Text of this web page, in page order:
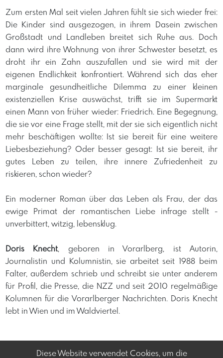
Zum ersten Mal seit vielen Jahren fühlt sie sich wieder frei:
Die Kinder sind ausgezogen, in ihrem Dasein zwischen
Großstadt und Landleben breitet sich Ruhe aus. Doch
dann wird ihre Wohnung von ihrer Schwester besetzt, es
droht ihr ein Zahn auszufallen und sie wird mit der
eigenen Endlichkeit konfrontiert. Während sich das eher
marginale gesundheitliche Dilemma zu einer kleinen
existenziellen Krise auswächst, trifft sie im Supermarkt
einen Mann von früher wieder: Friedrich. Eine Begegnung,
die sie vor eine Frage stellt, mit der sie sich eigentlich nicht
mehr beschäftigen wollte: Ist sie bereit für eine weitere
Liebesbeziehung? Oder besser gesagt: Ist sie bereit, ihr
gutes Leben zu teilen, ihre innere Zufriedenheit zu
riskieren, schon wieder?
Ein moderner Roman über das Leben als Frau, der das
ewige Primat der romantischen Liebe infrage stellt -
unverbittert, witzig, lebensklug.
Doris Knecht, geboren in Vorarlberg, ist Autorin,
Journalistin und Kolumnistin, sie arbeitet seit 1988 beim
Falter, außerdem schrieb und schreibt sie unter anderem
für Profil, die Presse, die NZZ und seit 2010 regelmäßige
Kolumnen für die Vorarlberger Nachrichten. Doris Knecht
lebt in Wien und im Waldviertel.
Diese Website verwendet Cookies, um die